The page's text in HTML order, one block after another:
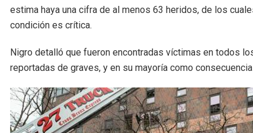
estima haya una cifra de al menos 63 heridos, de los
condición es crítica.
Nigro detalló que fueron encontradas víctimas en todos
reportadas de graves, y en su mayoría como